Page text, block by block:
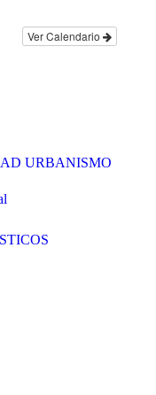
Ver Calendario
URBANISMO